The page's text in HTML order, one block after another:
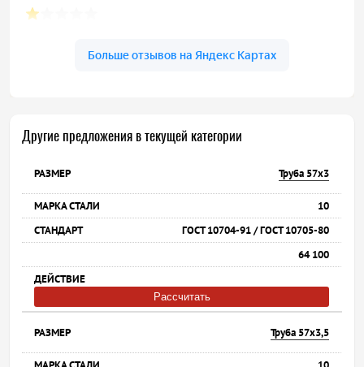
Другие предложения в текущей категории
Труба 57х3
10
ГОСТ 10704-91 / ГОСТ 10705-80
64 100
Рассчитать
Труба 57х3,5